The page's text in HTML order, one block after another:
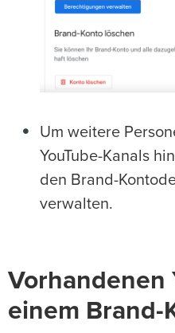
Um weitere
YouTube-Kanals
den Brand-
verwalten.
Vorhandenen
einem Brand-